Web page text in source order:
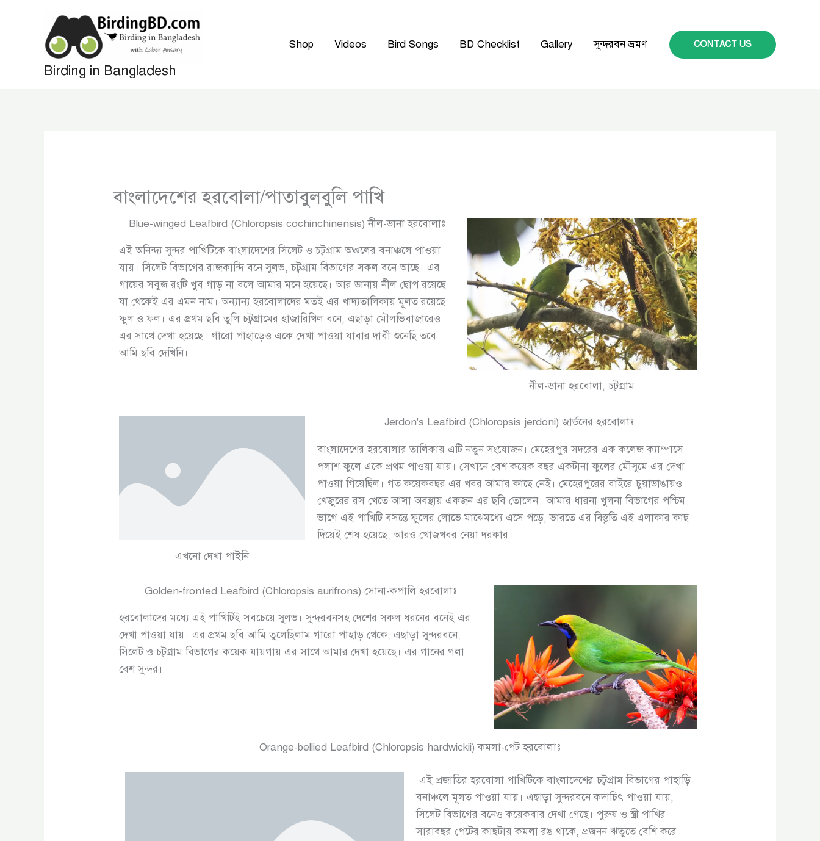
Birding in Bangladesh
Shop Videos Bird Songs BD Checklist Gallery সুন্দরবন ভ্রমণ CONTACT US
বাংলাদেশের হরবোলা/পাতাবুলবুলি পাখি
Blue-winged Leafbird (Chloropsis cochinchinensis) নীল-ডানা হরবোলাঃ
এই অনিন্দ্য সুন্দর পাখিটিকে বাংলাদেশের সিলেট ও চট্বগ্রাম অঞ্চলের বনাঞ্চলে পাওয়া
যায়। সিলেট বিভাগের রাজকান্দি বনে সুলভ, চট্বগ্রাম বিভাগের সকল বনে আছে। এর
গায়ের সবুজ রংটি খুব গাড় না বলে আমার মনে হয়েছে। আর ডানায় নীল ছোপ রয়েছে
যা থেকেই এর এমন নাম। অন্যান্য হরবোলাদের মতই এর খাদ্যতালিকায় মূলত রয়েছে
ফুল ও ফল। এর প্রথম ছবি তুলি চট্বগ্রামের হাজারিখিল বনে, এছাড়া মৌলভিবাজারেও
এর সাথে দেখা হয়েছে। গারো পাহাড়েও একে দেখা পাওয়া যাবার দাবী শুনেছি তবে
আমি ছবি দেখিনি।
নীল-ডানা হরবোলা, চট্বগ্রাম
এখনো দেখা পাইনি
Jerdon's Leafbird (Chloropsis jerdoni) জার্ডনের হরবোলাঃ
বাংলাদেশের হরবোলার তালিকায় এটি নতুন সংযোজন। মেহেরপুর সদরের এক কলেজ ক্যাম্পাসে
পলাশ ফুলে একে প্রথম পাওয়া যায়। সেখানে বেশ কয়েক বছর একটানা ফুলের মৌসুমে এর দেখা
পাওয়া গিয়েছিল। গত কয়েকবছর এর খবর আমার কাছে নেই। মেহেরপুরের বাইরে চুয়াডাঙায়ও
খেজুরের রস খেতে আসা অবস্থায় একজন এর ছবি তোলেন। আমার ধারনা খুলনা বিভাগের পশ্চিম
ভাগে এই পাখিটি বসন্তে ফুলের লোভে মাঝেমধ্যে এসে পড়ে, ভারতে এর বিস্তৃতি এই এলাকার কাছ
দিয়েই শেষ হয়েছে, আরও খোজখবর নেয়া দরকার।
Golden-fronted Leafbird (Chloropsis aurifrons) সোনা-কপালি হরবোলাঃ
হরবোলাদের মধ্যে এই পাখিটিই সবচেয়ে সুলভ। সুন্দরবনসহ দেশের সকল ধরনের বনেই এর
দেখা পাওয়া যায়। এর প্রথম ছবি আমি তুলেছিলাম গারো পাহাড় থেকে, এছাড়া সুন্দরবনে,
সিলেট ও চট্বগ্রাম বিভাগের কয়েক যায়গায় এর সাথে আমার দেখা হয়েছে। এর গানের গলা
বেশ সুন্দর।
Orange-bellied Leafbird (Chloropsis hardwickii) কমলা-পেট হরবোলাঃ
এই প্রজাতির হরবোলা পাখিটিকে বাংলাদেশের চট্বগ্রাম বিভাগের পাহাড়ি
বনাঞ্চলে মূলত পাওয়া যায়। এছাড়া সুন্দরবনে কদাচিৎ পাওয়া যায়,
সিলেট বিভাগের বনেও কয়েকবার দেখা গেছে। পুরুষ ও স্ত্রী পাখির
সারাবছর পেটের কাছটায় কমলা রঙ থাকে, প্রজনন ঋতুতে বেশি করে